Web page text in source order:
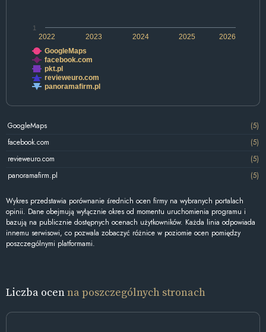
2022 2024 2026
2023 2025
1
GoogleMaps
facebook.com
pkt.pl
revieweuro.com
panoramafirm.pl
GoogleMaps
(5)
facebook.com
(5)
revieweuro.com
(5)
panoramafirm.pl
(5)
Wykres przedstawia porównanie średnich ocen firmy na wybranych portalach
opinii. Dane obejmują wyłącznie okres od momentu uruchomienia programu i
bazują na publicznie dostępnych ocenach użytkowników. Każda linia odpowiada
innemu serwisowi, co pozwala zobaczyć różnice w poziomie ocen pomiędzy
poszczególnymi platformami.
Liczba ocenna poszczególnych stronach